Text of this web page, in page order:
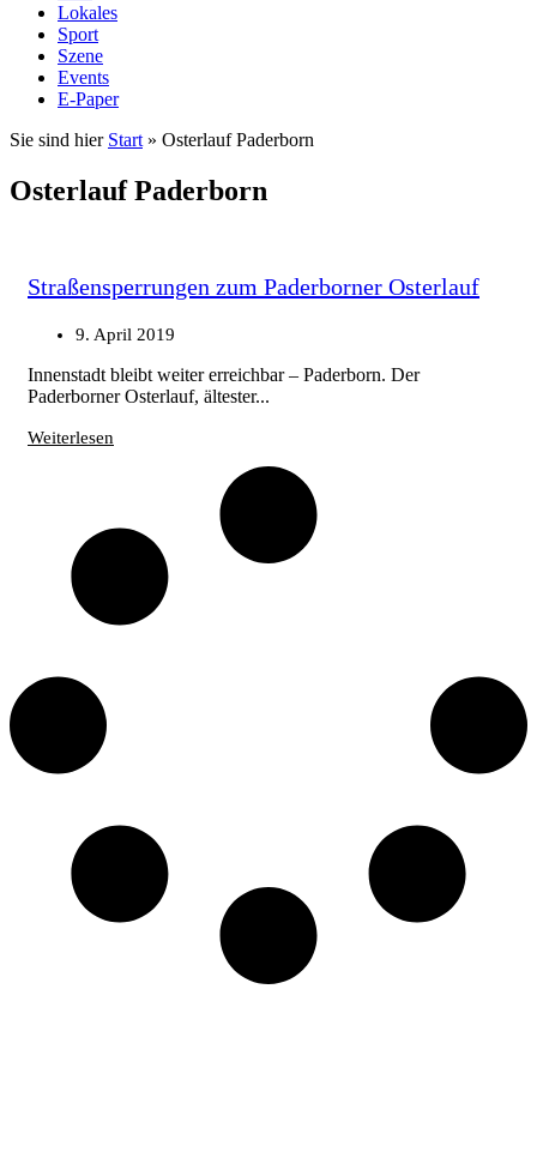
Lokales
Sport
Szene
Events
E-Paper
Sie sind hier Start » Osterlauf Paderborn
Osterlauf Paderborn
Straßensperrungen zum Paderborner Osterlauf
9. April 2019
Innenstadt bleibt weiter erreichbar – Paderborn. Der
Paderborner Osterlauf, ältester...
Weiterlesen